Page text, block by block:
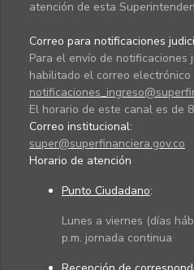
atención de esta
Correo para notificaciones
Para el envío de notificaciones
habilitado el correo electrónico
El horario de este canal es de
Correo institucional:
super@superfinanciera.gov.co
Horario de atención
Punto Ciudadano:
Lunes a viernes (días
p.m. jornada continua